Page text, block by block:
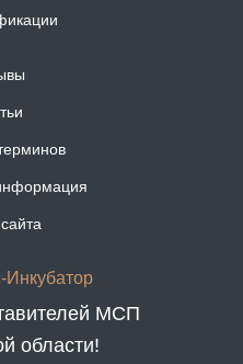
МСП
области!